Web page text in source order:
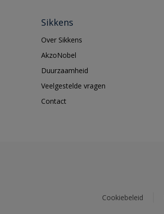
Sikkens
Over Sikkens
AkzoNobel
Duurzaamheid
Veelgestelde vragen
Contact
Cookiebeleid